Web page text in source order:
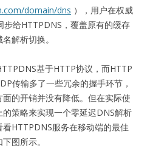
domain/dns ），用户在权威
步给HTTPDNS，覆盖原有的缓存
解析切换。
基于HTTP协议，而HTTP
传输多了一些冗余的握手环节，
的开销并没有降低。但在实际使
策略来实现一个零延迟DNS解析
HTTPDNS服务在移动端的最佳
图所示。